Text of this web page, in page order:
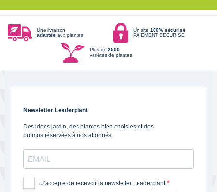
Une livraison
adaptée aux plantes
Un site 100% sécurisé
PAIEMENT SECURISE
Plus de 2500
variétés de plantes
Newsletter Leaderplant
Des idées jardin, des plantes bien choisies et des
promos réservées à nos abonnés.
J’accepte de recevoir la newsletter Leaderplant.